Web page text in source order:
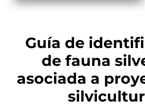
Guía de
de fauna
asociada a